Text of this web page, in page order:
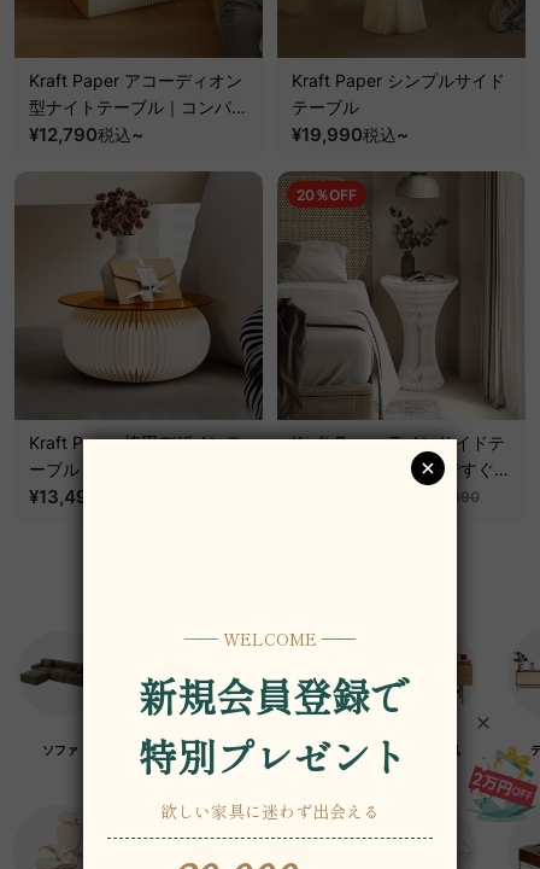
Kraft Paper アコーディオン
型ナイトテーブル｜コンパク
トな多用途設計ですぐに使え
¥12,790税込~
Kraft Paper シンプルサイド
テーブル
¥19,990税込~
Kraft Paper 楕円デザインテ
ーブル｜ディスプレイにも使
える折り畳み式ローテーブル
¥13,490
20％OFF
Kraft Paper ラインサイドテ
ーブル｜折り畳み式ですぐに
使える空間を飾るアート家具
¥29,890
ソファ チェア・椅子 テーブル デスク・机